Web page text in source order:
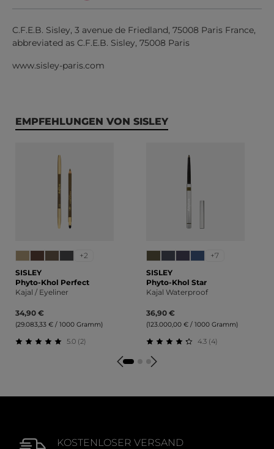
C.F.E.B. Sisley, 3 avenue de Friedland, 75008 Paris France,
abbreviated as C.F.E.B. Sisley, 75008 Paris
www.sisley-paris.com
Produktgalerie überspringen
EMPFEHLUNGEN VON SISLEY
+2
SISLEY
Phyto-Khol Perfect
Kajal / Eyeliner
34,90 €
(29.083,33 € / 1000 Gramm)
Durchschnittliche Bewertung von 5 von 5 Sternen
5.0 (2)
+7
SISLEY
Phyto-Khol Star
Kajal Waterproof
36,90 €
(123.000,00 € / 1000 Gramm)
Durchschnittliche
4.3 (4)
KOSTENLOSER VERSAND